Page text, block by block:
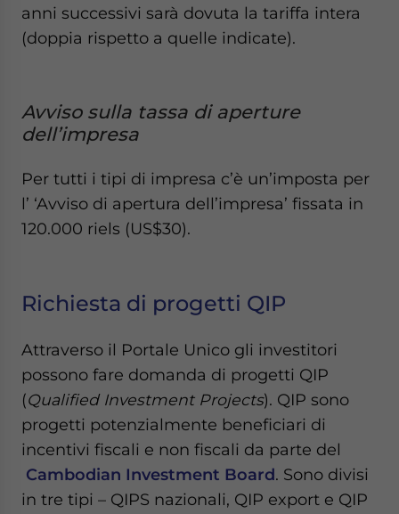
anni successivi sarà dovuta la tariffa intera
(doppia rispetto a quelle indicate).
Avviso sulla tassa di aperture
dell’impresa
Per tutti i tipi di impresa c’è un’imposta per
l’ ‘Avviso di apertura dell’impresa’ fissata in
120.000 riels (US$30).
Richiesta di progetti QIP
Attraverso il Portale Unico gli investitori
possono fare domanda di progetti QIP
(Qualified Investment Projects). QIP sono
progetti potenzialmente beneficiari di
incentivi fiscali e non fiscali da parte del
Cambodian Investment Board. Sono divisi
in tre tipi – QIPS nazionali, QIP export e QIP